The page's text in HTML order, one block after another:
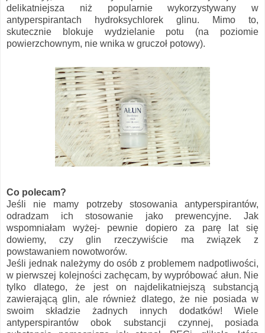
delikatniejsza niż popularnie wykorzystywany w
antyperspirantach hydroksychlorek glinu. Mimo to,
skutecznie blokuje wydzielanie potu (na poziomie
powierzchownym, nie wnika w gruczoł potowy).
Co polecam?
Jeśli nie mamy potrzeby stosowania antyperspirantów,
odradzam ich stosowanie jako prewencyjne. Jak
wspomniałam wyżej- pewnie dopiero za parę lat się
dowiemy, czy glin rzeczywiście ma związek z
powstawaniem nowotworów.
Jeśli jednak należymy do osób z problemem nadpotliwości,
w pierwszej kolejności zachęcam, by wypróbować ałun. Nie
tylko dlatego, że jest on najdelikatniejszą substancją
zawierającą glin, ale również dlatego, że nie posiada w
swoim składzie żadnych innych dodatków! Wiele
antyperspirantów obok substancji czynnej, posiada